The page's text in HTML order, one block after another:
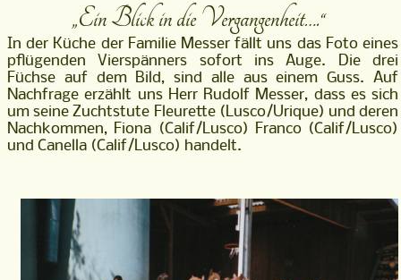
„Ein Blick in die Vergangenheit….“
In der Küche der Familie Messer fällt uns das Foto eines
pflügenden Vierspänners sofort ins Auge. Die drei
Füchse auf dem Bild, sind alle aus einem Guss. Auf
Nachfrage erzählt uns Herr Rudolf Messer, dass es sich
um seine Zuchtstute Fleurette (Lusco/Urique) und deren
Nachkommen, Fiona (Calif/Lusco) Franco (Calif/Lusco)
und Canella (Calif/Lusco) handelt.